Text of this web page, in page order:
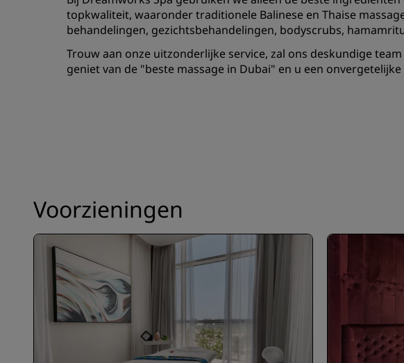
topkwaliteit, waaronder traditionele Balinese en Thaise
behandelingen, gezichtsbehandelingen, bodyscrubs,
Trouw aan onze uitzonderlijke service, zal ons deskundige
geniet van de "beste massage in Dubai" en u een
Voorzieningen